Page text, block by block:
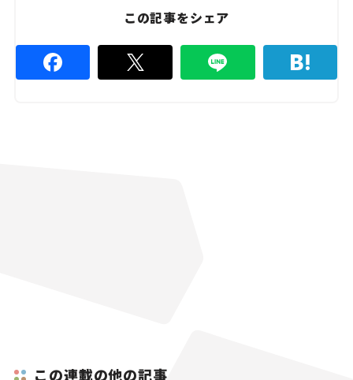
この記事をシェア
この連載の他の記事